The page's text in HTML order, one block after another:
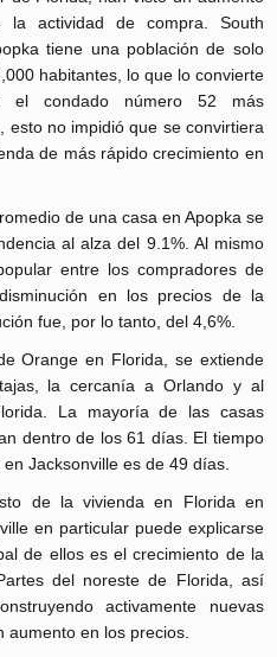
la actividad de compra. South
tiene una población de solo
habitantes, lo que lo convierte
el condado número 52 más
esto no impidió que se convirtiera
de más rápido crecimiento en
de una casa en Apopka se
al alza del 9.1%. Al mismo
entre los compradores de
en los precios de la
fue, por lo tanto, del 4,6%.
Orange en Florida, se extiende
la cercanía a Orlando y al
La mayoría de las casas
dentro de los 61 días. El tiempo
Jacksonville es de 49 días.
de la vivienda en Florida en
en particular puede explicarse
de ellos es el crecimiento de la
del noreste de Florida, así
activamente nuevas
aumento en los precios.